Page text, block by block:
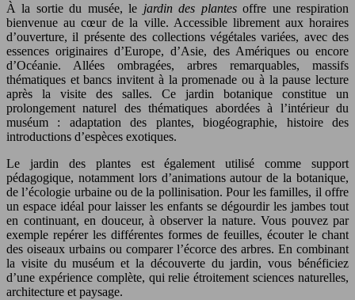
À la sortie du musée, le jardin des plantesoffre une respiration
bienvenue au cœur de la ville. Accessible librement aux horaires
d’ouverture, il présente des collections végétales variées, avec des
essences originaires d’Europe, d’Asie, des Amériques ou encore
d’Océanie. Allées ombragées, arbres remarquables, massifs
thématiques et bancs invitent à la promenade ou à la pause lecture
après la visite des salles. Ce jardin botanique constitue un
prolongement naturel des thématiques abordées à l’intérieur du
muséum : adaptation des plantes, biogéographie, histoire des
introductions d’espèces exotiques.
Le jardin des plantes est également utilisé comme support
pédagogique, notamment lors d’animations autour de la botanique,
de l’écologie urbaine ou de la pollinisation. Pour les familles, il offre
un espace idéal pour laisser les enfants se dégourdir les jambes tout
en continuant, en douceur, à observer la nature. Vous pouvez par
exemple repérer les différentes formes de feuilles, écouter le chant
des oiseaux urbains ou comparer l’écorce des arbres. En combinant
la visite du muséum et la découverte du jardin, vous bénéficiez
d’une expérience complète, qui relie étroitement sciences naturelles,
architecture et paysage.